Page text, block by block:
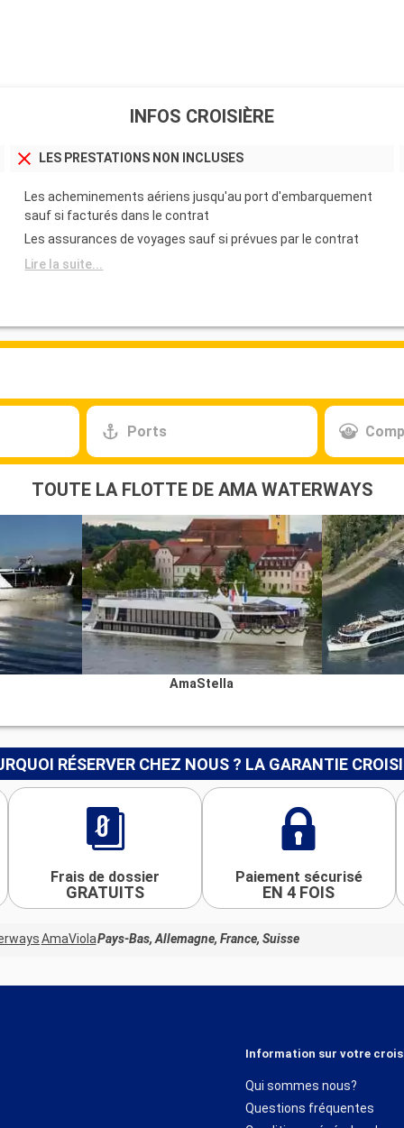
INFOS CROISIÈRE
LES PRESTATIONS NON INCLUSES
Les acheminements aériens jusqu'au port d'embarquement
sauf si facturés dans le contrat
Les assurances de voyages sauf si prévues par le contrat
Lire la suite...
Ports
TOUTE LA FLOTTE DE AMA WATERWAYS
AmaStella
RÉSERVER CHEZ NOUS ? LA GARANTIE
Frais de dossier
GRATUITS
Paiement sécurisé
EN 4 FOIS
AmaViolaPays-Bas, Allemagne, France, Suisse
Information sur votre
Qui sommes nous?
Questions fréquentes